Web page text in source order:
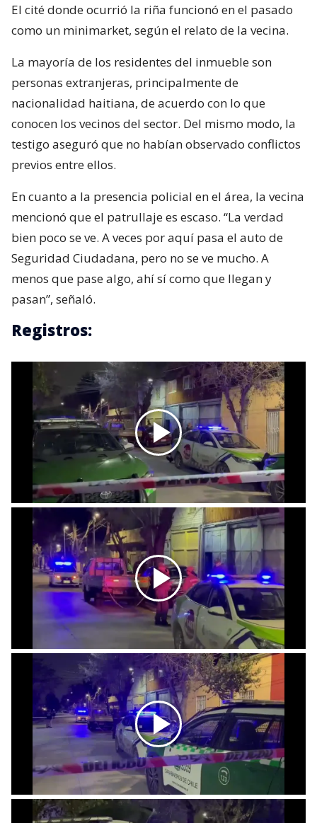
El cité donde ocurrió la riña funcionó en el pasado
como un minimarket, según el relato de la vecina.
La mayoría de los residentes del inmueble son
personas extranjeras, principalmente de
nacionalidad haitiana, de acuerdo con lo que
conocen los vecinos del sector. Del mismo modo, la
testigo aseguró que no habían observado conflictos
previos entre ellos.
En cuanto a la presencia policial en el área, la vecina
mencionó que el patrullaje es escaso. “La verdad
bien poco se ve. A veces por aquí pasa el auto de
Seguridad Ciudadana, pero no se ve mucho. A
menos que pase algo, ahí sí como que llegan y
pasan”, señaló.
Registros: